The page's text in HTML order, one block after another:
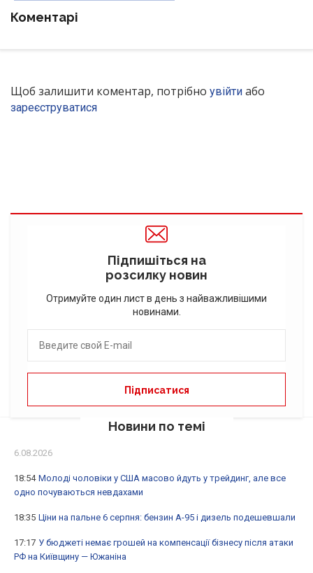
Коментарі
Щоб залишити коментар, потрібно увійти або
зареєструватися
Підпишіться на
розсилку новин
Отримуйте один лист в день з найважливішими
новинами.
Новини по темі
6.08.2026
18:54 Молоді чоловіки у США масово йдуть у трейдинг, але все
одно почуваються невдахами
18:35 Ціни на пальне 6 серпня: бензин А-95 і дизель подешевшали
17:17 У бюджеті немає грошей на компенсації бізнесу після атаки
РФ на Київщину — Южаніна